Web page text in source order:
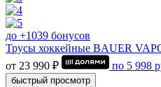
до +1039 бонусов
Трусы хоккейные BAUER
от 23 990 ₽
по 5 998
быстрый просмотр